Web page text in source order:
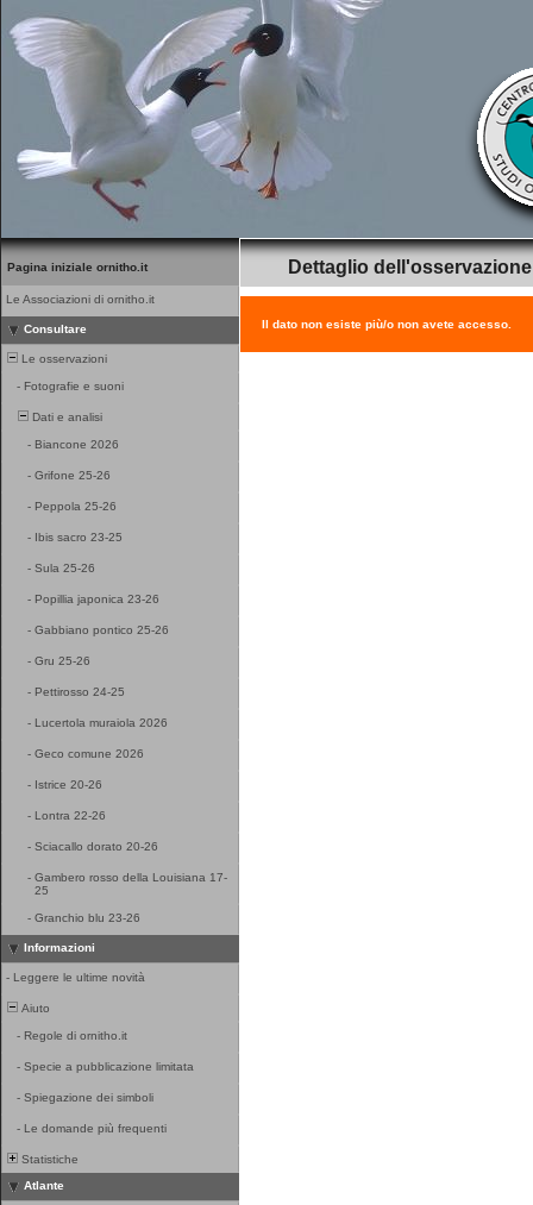
Pagina iniziale ornitho.it
Le Associazioni di ornitho.it
Consultare
Le osservazioni
- Fotografie e suoni
Dati e analisi
- Biancone 2026
- Grifone 25-26
- Peppola 25-26
- Ibis sacro 23-25
- Sula 25-26
- Popillia japonica 23-26
- Gabbiano pontico 25-26
- Gru 25-26
- Pettirosso 24-25
- Lucertola muraiola 2026
- Geco comune 2026
- Istrice 20-26
- Lontra 22-26
- Sciacallo dorato 20-26
- Gambero rosso della Louisiana 17-
25
- Granchio blu 23-26
Informazioni
- Leggere le ultime novità
Aiuto
- Regole di ornitho.it
- Specie a pubblicazione limitata
- Spiegazione dei simboli
- Le domande più frequenti
Statistiche
Atlante
Dettaglio dell'osservazione
Il dato non esiste più/o non avete accesso.